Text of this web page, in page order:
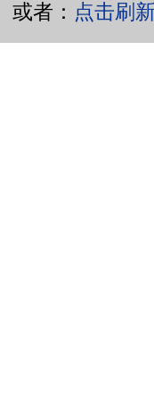
或者： 点击刷新